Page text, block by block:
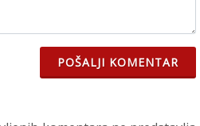
POŠALJI KOMENTAR